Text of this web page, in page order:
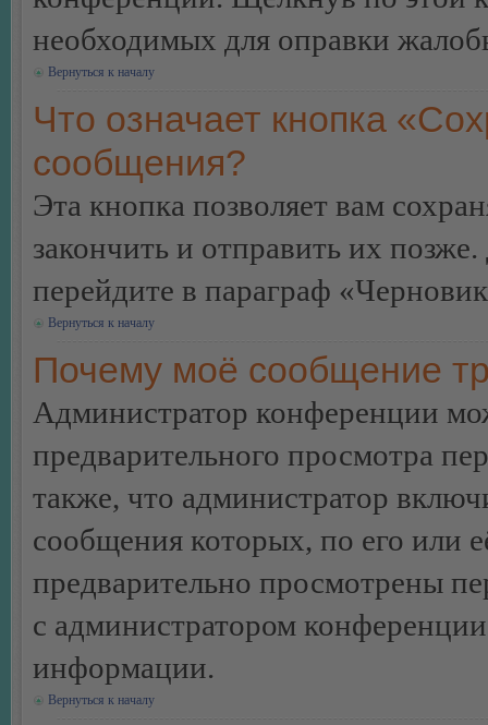
необходимых для оправки
Вернуться к началу
Что означает кнопка
сообщения?
Эта кнопка позволяет вам
закончить и отправить их
перейдите в параграф
Вернуться к началу
Почему моё сообщение
Администратор конференции
предварительного просмотра
также, что администратор
сообщения которых, по его или
предварительно просмотрены
с администратором
информации.
Вернуться к началу